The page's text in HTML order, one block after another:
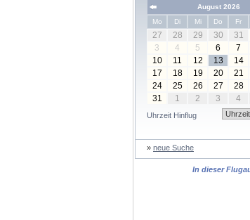
August 2026
Mo
Di Mi Do Fr
27 28 29 30 31
3
4 5 6 7
10
11 12 13 14
17
18 19 20 21
24
25 26 27 28
31
1 2 3 4
Uhrzeit Hinflug
» neue Suche
In dieser